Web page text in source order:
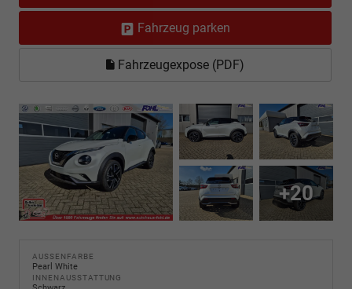
Fahrzeug parken
Fahrzeugexpose (PDF)
+20
AUSSENFARBE
Pearl White
INNENAUSSTATTUNG